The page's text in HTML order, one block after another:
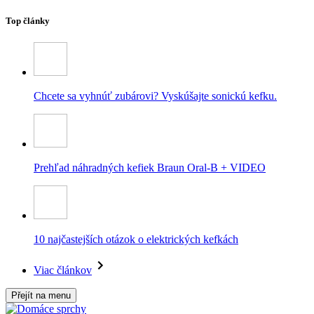
Top články
Chcete sa vyhnúť zubárovi? Vyskúšajte sonickú kefku.
Prehľad náhradných kefiek Braun Oral-B + VIDEO
10 najčastejších otázok o elektrických kefkách
Viac článkov
Přejít na menu